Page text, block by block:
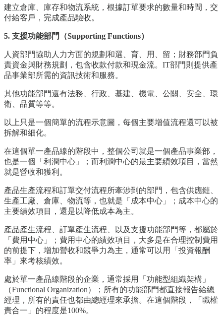
建立倉庫、庫存和物流系統，根據訂單要求的數量和時間，交
付給客戶，完成產品驗收。
5. 支援功能部門（Supporting Functions）
人資部門協助人力方面的規劃和選、育、用、留；財務部門負
責資金與財務規劃，包含收款付款和現金流。IT部門則提供產
品事業部所需的資訊技術和服務。
其他功能部門還有法務、行政、基建、機電、公關、安全、環
衛、品質等等。
以上只是一個簡單的流程示意圖，每個主要增值流程還可以被
拆解和細化。
在這個單一產品線的階段中，整個公司就是一個產品事業部，
也是一個「利潤中心」；而利潤中心的最主要績效項目，當然
就是營收和獲利。
產品生產流程和訂單交付流程所牽涉到的部門，包含供應鏈、
生產工廠、倉庫、物流等，也就是「成本中心」；成本中心的
主要績效項目，還是以降低成本為主。
產品產生流程、訂單產生流程、以及支援功能部門等，都屬於
「費用中心」；費用中心的績效項目，大多是在合理控制費用
的前提下，增加營收和競爭力為主，通常可以用「投資報酬
率」來考核績效。
處於單一產品線階段的企業，通常採用「功能型組織架構」
（Functional Organization）；所有的功能部門都直接報告給總
經理，所有的責任也都由總經理來承擔。在這個階段，「職權
責合一」的程度是100%。